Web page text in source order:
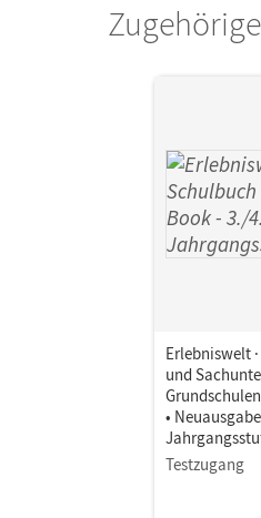
Oldenbourg Schulbuchverlag
Erlebniswelt
und
•
Schulbuch als
Testzugang